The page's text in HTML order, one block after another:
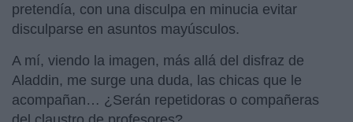
pretendía, con una disculpa en minucia evitar
disculparse en asuntos mayúsculos.
A mí, viendo la imagen, más allá del disfraz de
Aladdin, me surge una duda, las chicas que le
acompañan… ¿Serán repetidoras o compañeras